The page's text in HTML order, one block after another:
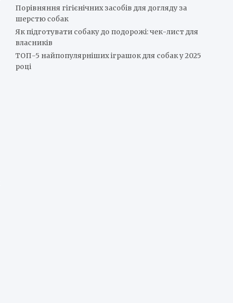
Порівняння гігієнічних засобів для догляду за
шерстю собак
Як підготувати собаку до подорожі: чек-лист для
власників
ТОП-5 найпопулярніших іграшок для собак у 2025
році